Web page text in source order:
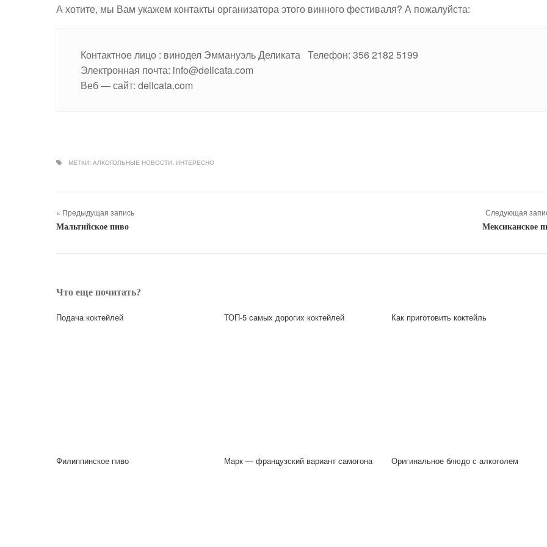
А хотите, мы Вам укажем контакты организатора этого винного фестиваля? А пожалуйста:
Контактное лицо : винодел Эммануэль Деликата Телефон: 356 2182 5199
Электронная почта: info@delicata.com
Веб — сайт: delicata.com
МЕТКИ: АЛКОГОЛЬНЫЕ НОВОСТИ, ИНТЕРЕСНО
« Предыдущая запись
Мальтийское пиво
Следующая
Мексиканское
Что еще почитать?
Подача коктейлей ТОП-5 самых дорогих коктейлей Как приготовить коктейль
Филиппинское пиво Марк — французский вариант самогона Оригинальное блюдо с алкоголем